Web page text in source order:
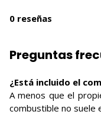
0 reseñas
Preguntas
¿Está incluido el
A menos que el
combustible no suele